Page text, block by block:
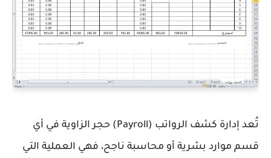
تُعد إدارة كشف الرواتب (Payroll)
حجر الزاوية في أي
قسم موارد بشرية أو محاسبة ناجح، فهي العملية التي